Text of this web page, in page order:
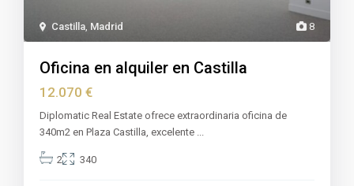
8
Castilla, Madrid
Oficina en alquiler en Castilla
12.070 €
Diplomatic Real Estate ofrece extraordinaria oficina de
340m2 en Plaza Castilla, excelente ...
2 340